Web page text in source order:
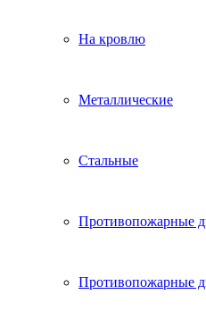
На кровлю
Металлические
Стальные
Противопожарные
Противопожарные